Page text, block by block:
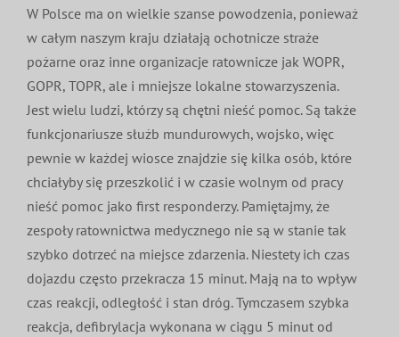
W Polsce ma on wielkie szanse powodzenia, ponieważ
w całym naszym kraju działają ochotnicze straże
pożarne oraz inne organizacje ratownicze jak WOPR,
GOPR, TOPR, ale i mniejsze lokalne stowarzyszenia.
Jest wielu ludzi, którzy są chętni nieść pomoc. Są także
funkcjonariusze służb mundurowych, wojsko, więc
pewnie w każdej wiosce znajdzie się kilka osób, które
chciałyby się przeszkolić i w czasie wolnym od pracy
nieść pomoc jako first responderzy. Pamiętajmy, że
zespoły ratownictwa medycznego nie są w stanie tak
szybko dotrzeć na miejsce zdarzenia. Niestety ich czas
dojazdu często przekracza 15 minut. Mają na to wpływ
czas reakcji, odległość i stan dróg. Tymczasem szybka
reakcja, defibrylacja wykonana w ciągu 5 minut od